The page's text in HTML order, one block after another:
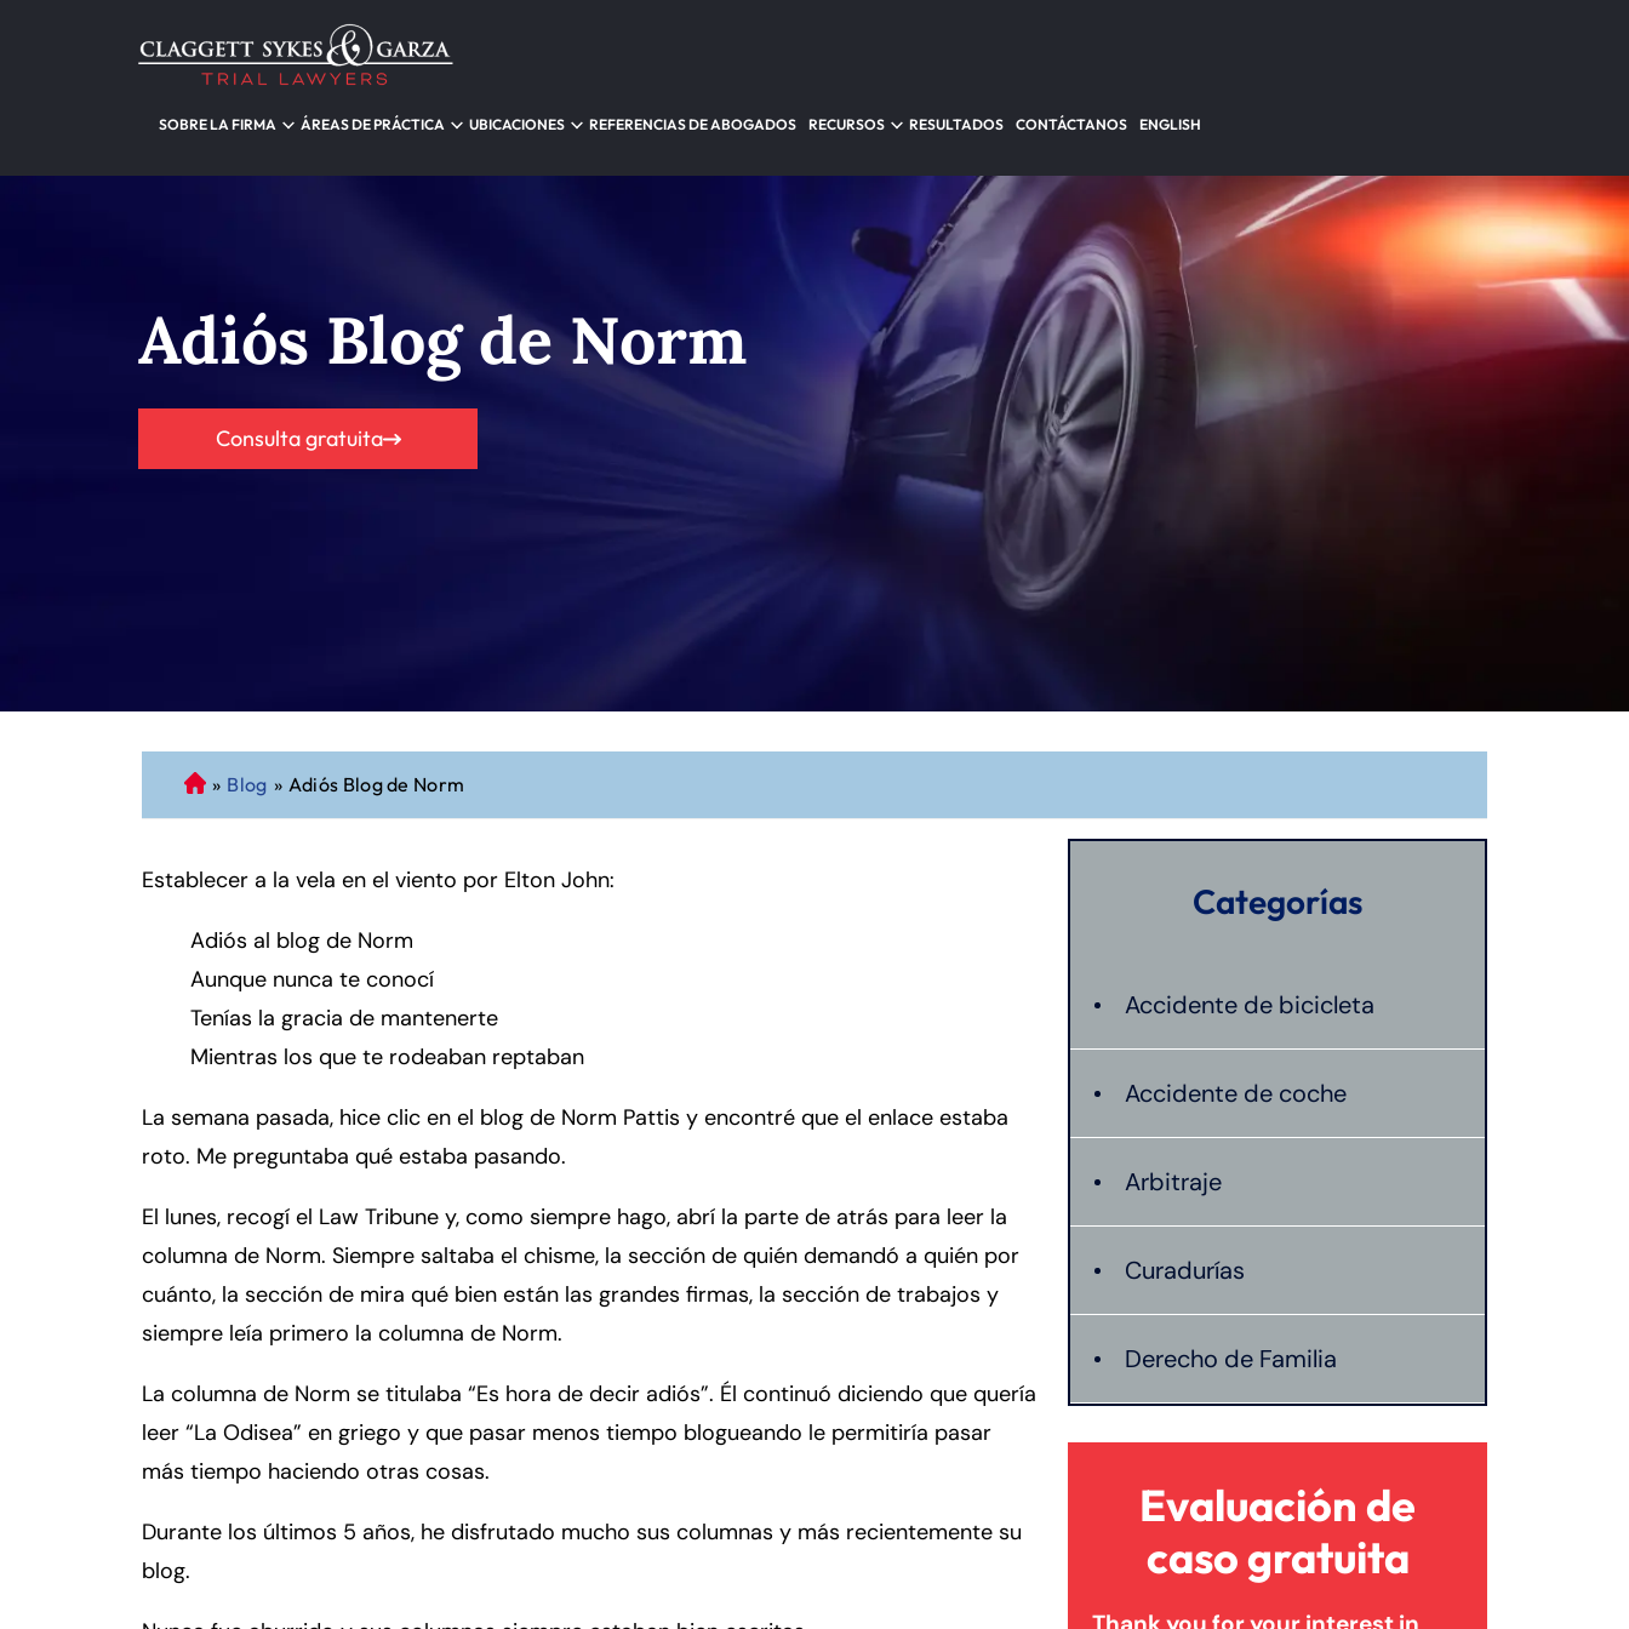
SOBRE LA FIRMA ÁREAS DE PRÁCTICA UBICACIONES REFERENCIAS DE ABOGADOS RECURSOS RESULTADOS CONTÁCTANOS ENGLISH
Adiós Blog de Norm
Consulta gratuita
A
b
g
d
o
e
P
so
Inj
d
e
o
n
ec
cu
t
» Blog » Adiós Blog de Norm
Establecer a la vela en el viento por Elton John:
Adiós al blog de Norm
Aunque nunca te conocí
Tenías la gracia de mantenerte
Mientras los que te rodeaban reptaban
La semana pasada, hice clic en el blog de Norm Pattis y encontré que el enlace estaba
roto. Me preguntaba qué estaba pasando.
El lunes, recogí el Law Tribune y, como siempre hago, abrí la parte de atrás para leer la
columna de Norm. Siempre saltaba el chisme, la sección de quién demandó a quién por
cuánto, la sección de mira qué bien están las grandes firmas, la sección de trabajos y
siempre leía primero la columna de Norm.
La columna de Norm se titulaba “Es hora de decir adiós”. Él continuó diciendo que quería
leer “La Odisea” en griego y que pasar menos tiempo blogueando le permitiría pasar
más tiempo haciendo otras cosas.
Durante los últimos 5 años, he disfrutado mucho sus columnas y más recientemente su
blog.
Categorías
Accidente de bicicleta
Accidente de coche
Arbitraje
Curadurías
Derecho de Familia
Lesión catastrófica
Lesión por quemadura
Evaluación de
caso gratuita